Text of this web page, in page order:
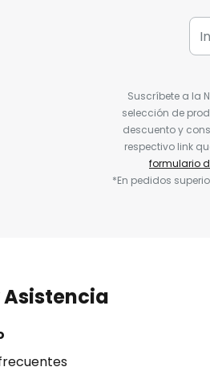
Suscríbete a la
selección de
descuento y
respectivo link
formulario
*En pedidos